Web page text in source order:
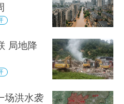
局地降
场洪水袭